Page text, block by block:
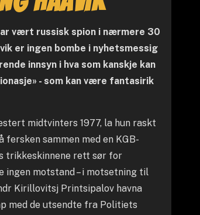
vært russisk spion i nærmere 30
er ingen bombe i nyhetsmessig
innsyn i hva som kanskje kan
- som kan være fantasirik
midtvinters 1977, la hun raskt
sammen med en KGB-
trikkeskinnene rett sør for
ingen motstand – i motsetning til
Kirillovitsj Printsipalov havna
med de utsendte fra Politiets